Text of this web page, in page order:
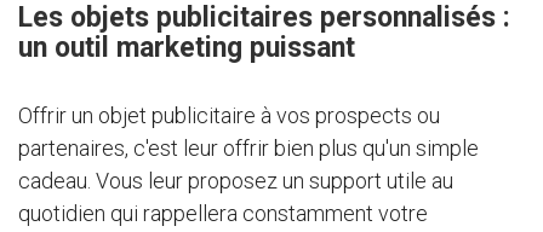
Les objets publicitaires personnalisés :
un outil marketing puissant
Offrir un objet publicitaire à vos prospects ou
partenaires, c'est leur offrir bien plus qu'un simple
cadeau. Vous leur proposez un support utile au
quotidien qui rappellera constamment votre